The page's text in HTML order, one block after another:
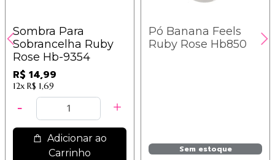
Sombra Para
Sobrancelha Ruby
Rose Hb-9354
R$ 14,99
12x R$ 1,69
Adicionar ao
Carrinho
Pó Banana Feels
Ruby Rose Hb850
Sem estoque